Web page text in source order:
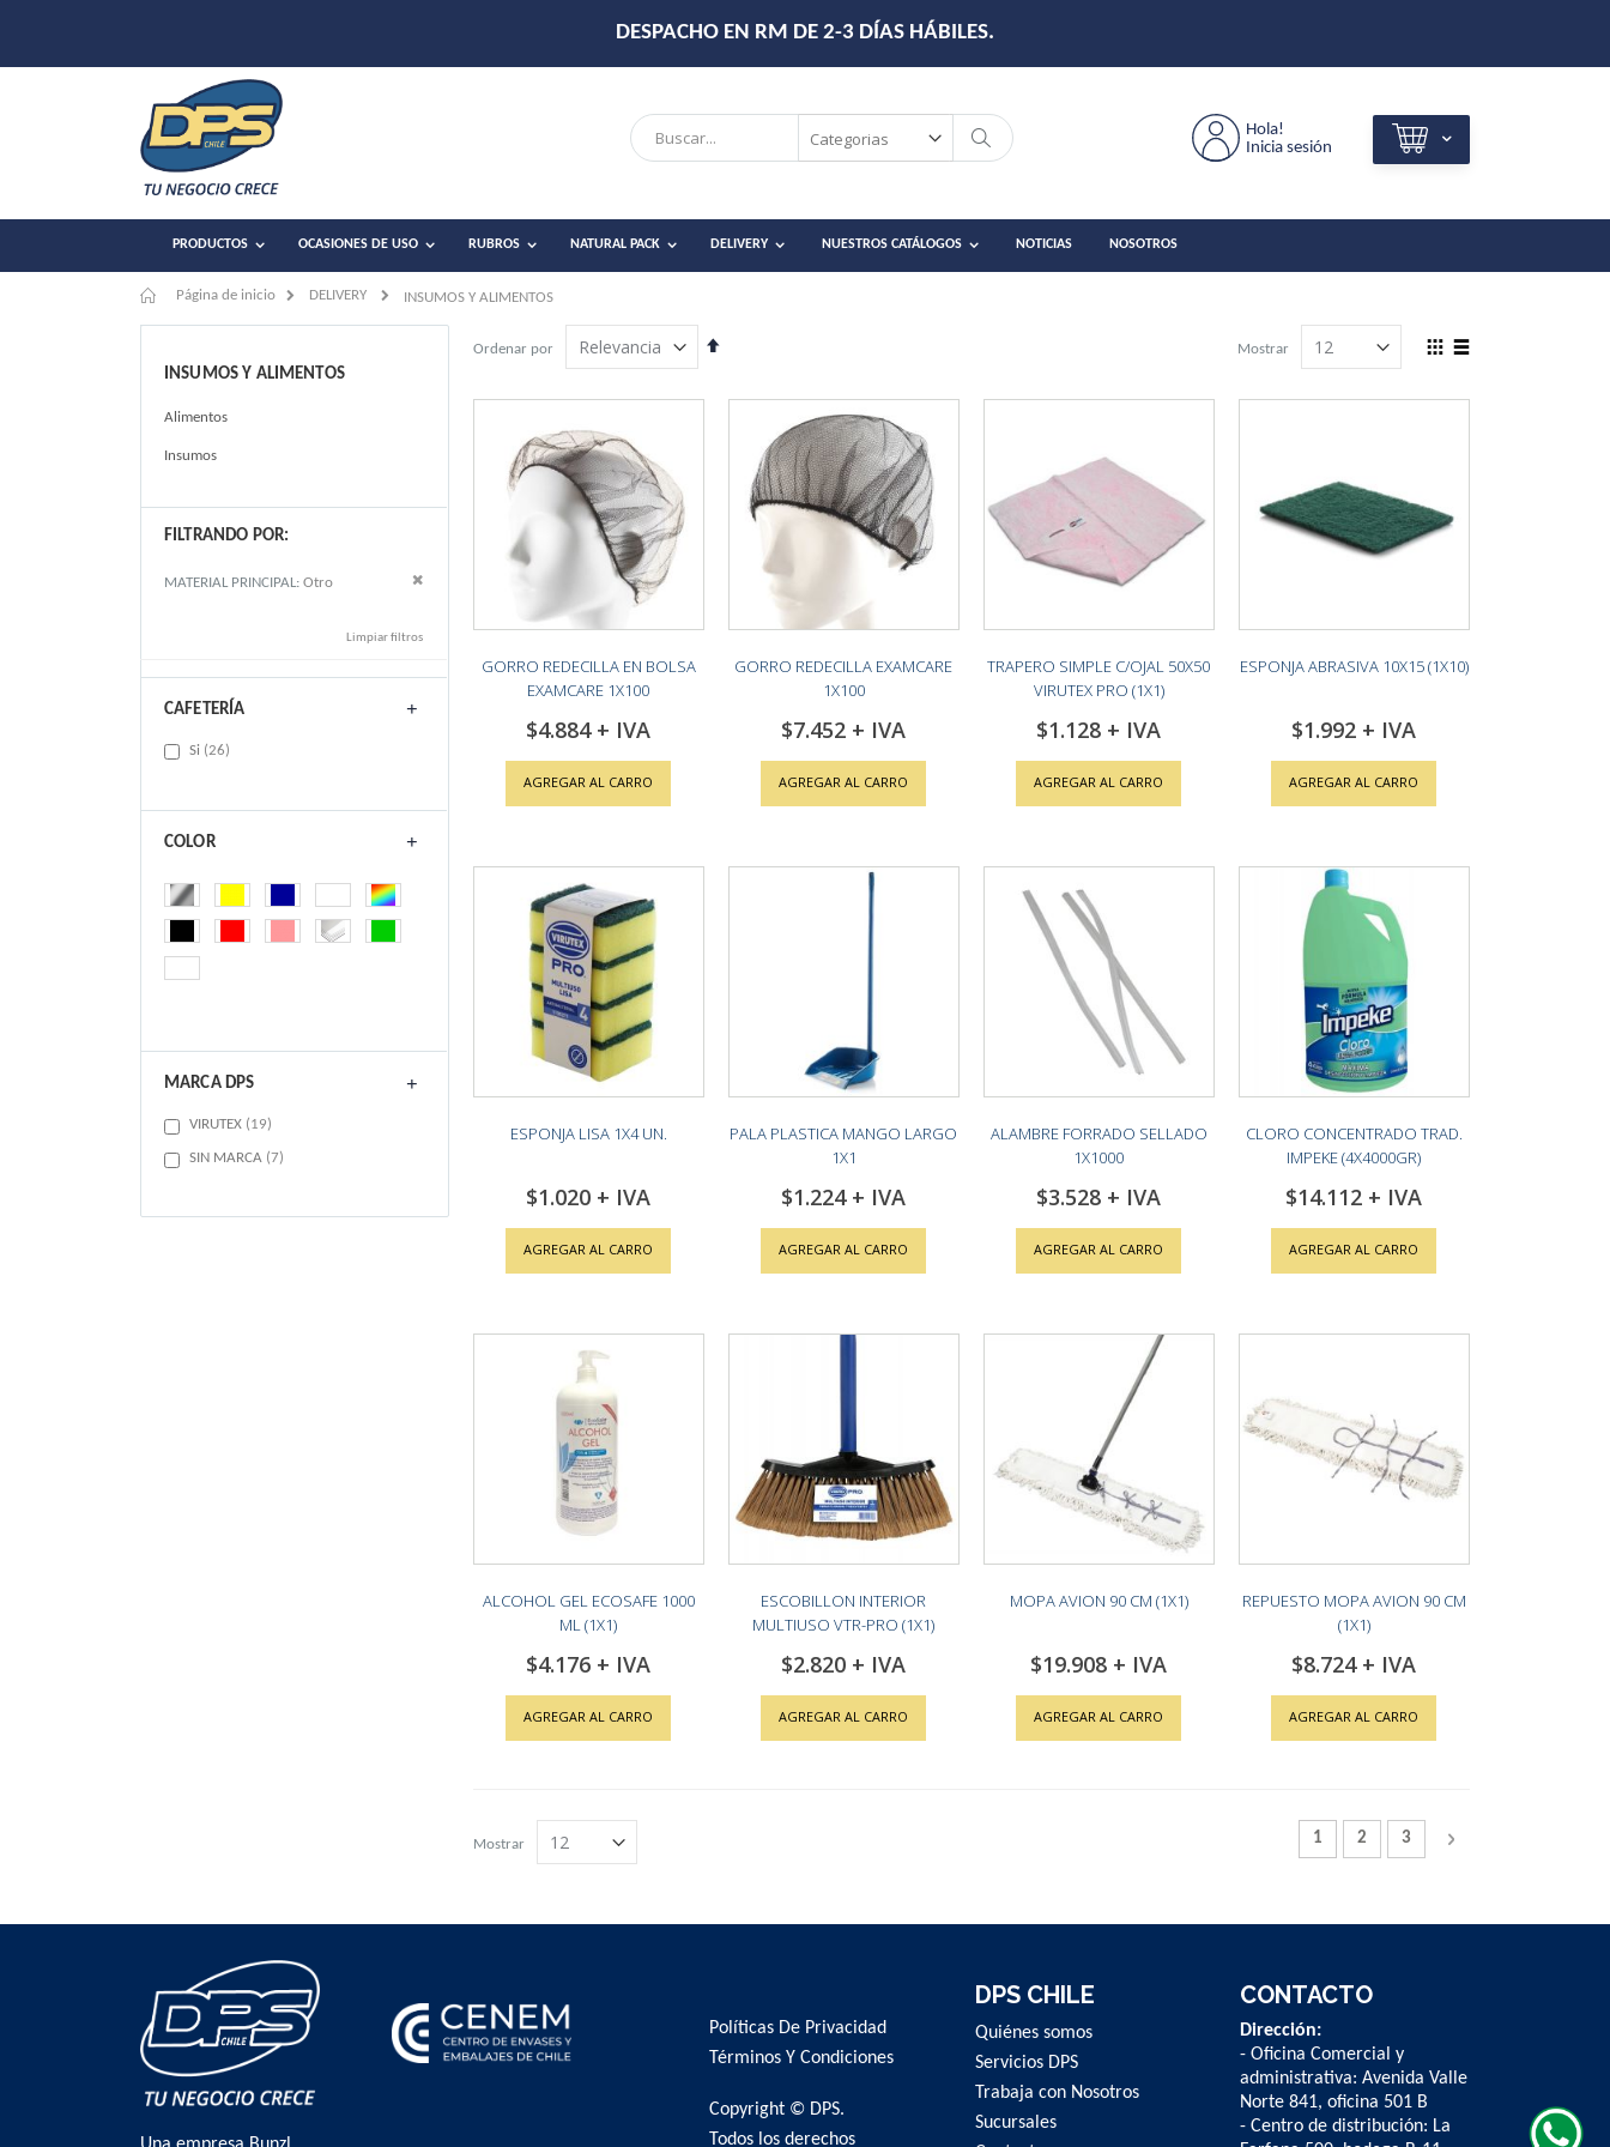
DESPACHO EN RM DE 2-3 DÍAS HÁBILES.
Search
Hola!
Inicia sesión
PRODUCTOS OCASIONES DE USO RUBROS NATURAL PACK DELIVERY NUESTROS CATÁLOGOS NOTICIAS NOSOTROS
Página de inicio DELIVERY INSUMOS Y ALIMENTOS
Ordenar por
View
Mostrar
GORRO REDECILLA EN BOLSA
EXAMCARE 1X100
$4.884
AGREGAR AL CARRO
GORRO REDECILLA EXAMCARE
1X100
$7.452
AGREGAR AL CARRO
TRAPERO SIMPLE C/OJAL 50X50
VIRUTEX PRO (1X1)
$1.128
AGREGAR AL CARRO
ESPONJA ABRASIVA 10X15 (1X10)
$1.992
AGREGAR AL CARRO
ESPONJA LISA 1X4 UN.
$1.020
AGREGAR AL CARRO
PALA PLASTICA MANGO LARGO
1X1
$1.224
AGREGAR AL CARRO
ALAMBRE FORRADO SELLADO
1X1000
$3.528
AGREGAR AL CARRO
CLORO CONCENTRADO TRAD.
IMPEKE (4X4000GR)
$14.112
AGREGAR AL CARRO
ALCOHOL GEL ECOSAFE 1000
ML (1X1)
$4.176
AGREGAR AL CARRO
ESCOBILLON INTERIOR
MULTIUSO VTR-PRO (1X1)
$2.820
AGREGAR AL CARRO
MOPA AVION 90 CM (1X1)
$19.908
AGREGAR AL CARRO
REPUESTO MOPA AVION 90 CM
(1X1)
$8.724
AGREGAR AL CARRO
Página
Actualmente estás leyendo la página
1 Página
2 Página
3 Página
Siguiente
Mostrar
INSUMOS Y ALIMENTOS
Alimentos
Insumos
FILTRANDO POR:
MATERIAL PRINCIPAL Otro Remove This Item
Limpiar filtros
CAFETERÍA
Si 26items
COLOR
MARCA DPS
VIRUTEX 19items
SIN MARCA 7items
Políticas De Privacidad
Términos Y Condiciones
Copyright © DPS.
Todos los derechos
DPS CHILE
Quiénes somos
Servicios DPS
Trabaja con Nosotros
Sucursales
CONTACTO
Dirección:
- Oficina Comercial y
administrativa: Avenida Valle
Norte 841, oficina 501 B
- Centro de distribución: La